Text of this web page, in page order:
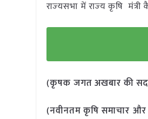
राज्‍यसभा में राज्‍य कृषि
(कृषक जगत अखबार की
(नवीनतम कृषि समाचार